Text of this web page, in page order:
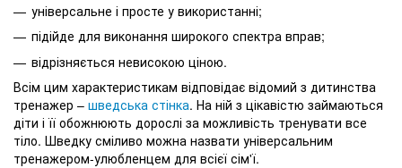
універсальне і просте у використанні;
підійде для виконання широкого спектра вправ;
відрізняється невисокою ціною.
Всім цим характеристикам відповідає відомий з дитинства
тренажер – шведська стінка. На ній з цікавістю займаються
діти і її обожнюють дорослі за можливість тренувати все
тіло. Шведку сміливо можна назвати універсальним
тренажером-улюбленцем для всієї сім'ї.